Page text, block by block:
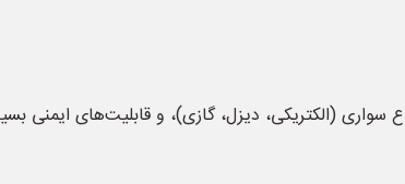
(الکتریکی، دیزل، گازی)، و قابلیت‌های ایمنی